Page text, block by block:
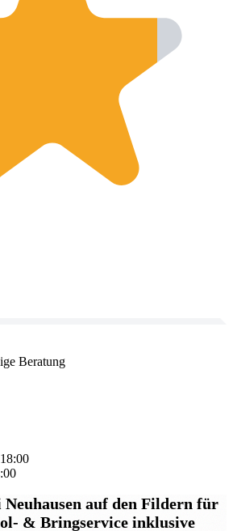
Beratung
Neuhausen auf den Fildern für
& Bringservice inklusive